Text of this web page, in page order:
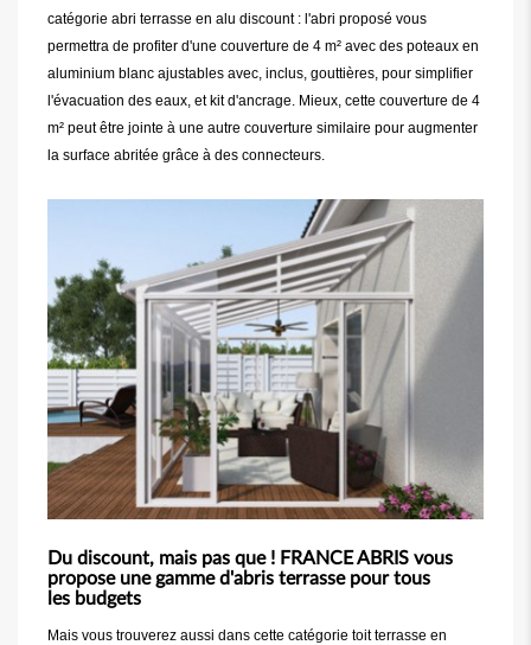
catégorie abri terrasse en alu discount : l'abri proposé vous
permettra de profiter d'une couverture de 4 m² avec des poteaux en
aluminium blanc ajustables avec, inclus, gouttières, pour simplifier
l'évacuation des eaux, et kit d'ancrage. Mieux, cette couverture de 4
m² peut être jointe à une autre couverture similaire pour augmenter
la surface abritée grâce à des connecteurs.
Du discount, mais pas que ! FRANCE ABRIS vous
propose une gamme d'abris terrasse pour tous
les budgets
Mais vous trouverez aussi dans cette catégorie toit terrasse en